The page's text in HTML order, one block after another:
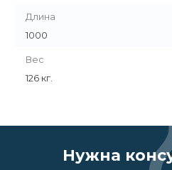
Длина
1000
Вес
126 кг.
Нужна